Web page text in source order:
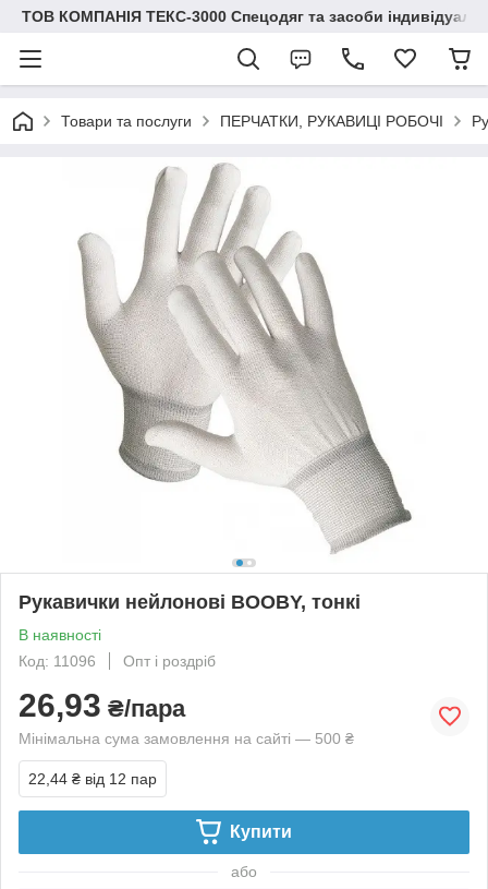
ТОВ КОМПАНІЯ ТЕКС-3000 Спецодяг та засоби
Товари та послуги ПЕРЧАТКИ, РУКАВИЦІ РОБОЧІ
Рукавички нейлонові BOOBY, тонкі
В наявності
Код: 11096
Опт і роздріб
26,93 ₴/пара
Мінімальна сума замовлення на сайті — 500 ₴
22,44 ₴ від 12 пар
Купити
або